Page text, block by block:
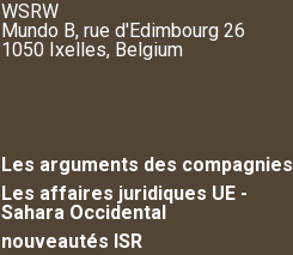
WSRW
Mundo B, rue d'Edimbourg 26
1050 Ixelles, Belgium
Les arguments des compagnies
Les affaires juridiques UE -
Sahara Occidental
nouveautés ISR